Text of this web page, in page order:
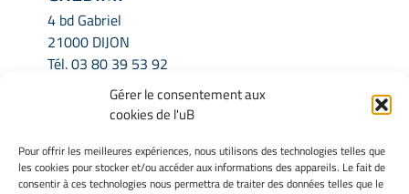
Gérer le consentement aux
cookies de l'uB
Pour offrir les meilleures expériences, nous utilisons des technologies telles que
les cookies pour stocker et/ou accéder aux informations des appareils. Le fait de
consentir à ces technologies nous permettra de traiter des données telles que le
4 bd Gabriel
21000 DIJON
Tél.03 80 39 53 92
credimi.secretariat@u-bourgogne.fr
INFORMATIONS LÉGALES
Mentions légales